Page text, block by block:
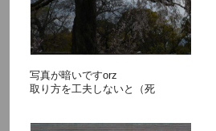
写真が暗いですorz
取り方を工夫しないと（死